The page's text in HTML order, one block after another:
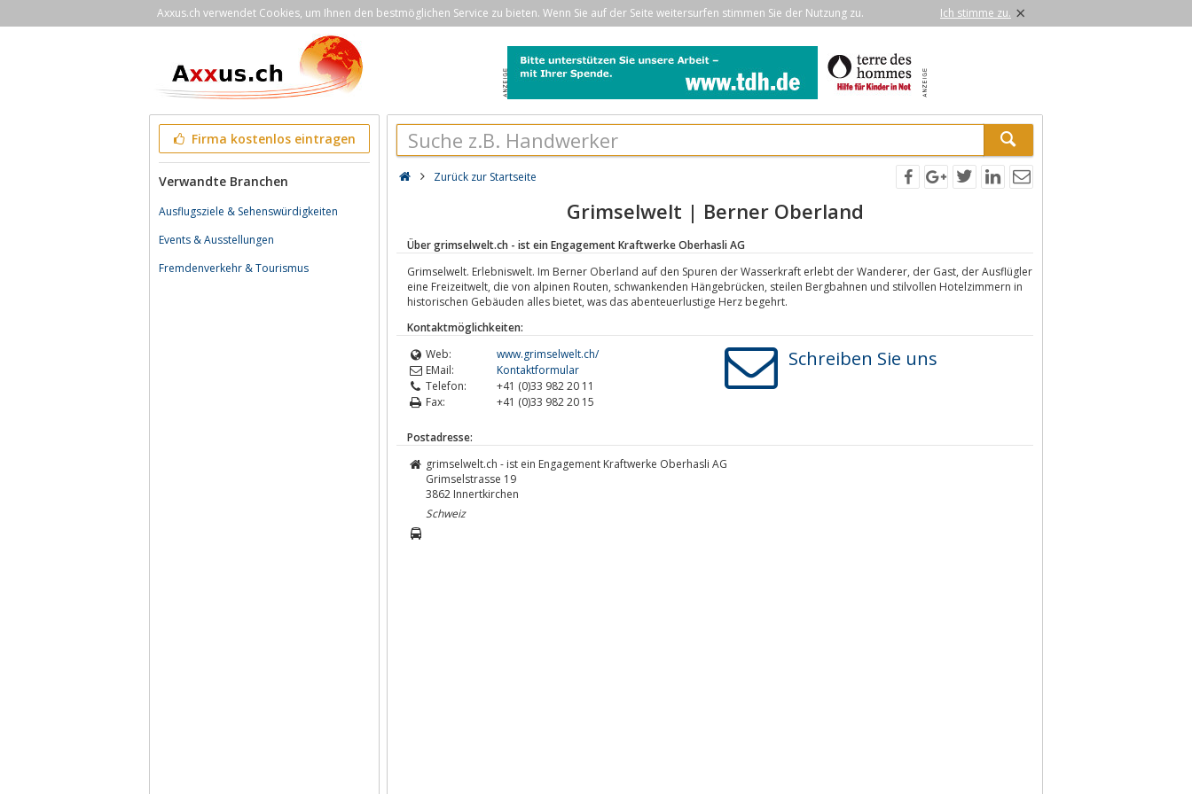
Axxus.ch verwendet Cookies, um Ihnen den bestmöglichen Service zu bieten. Wenn Sie auf der Seite weitersurfen stimmen Sie der Nutzung zu. Ich stimme zu. ×
Firma kostenlos eintragen
Verwandte Branchen
Ausflugsziele & Sehenswürdigkeiten
Events & Ausstellungen
Fremdenverkehr & Tourismus
Zurück zur Startseite
Grimselwelt | Berner Oberland
Über grimselwelt.ch - ist ein Engagement Kraftwerke Oberhasli AG
Grimselwelt. Erlebniswelt. Im Berner Oberland auf den Spuren der Wasserkraft erlebt der Wanderer, der Gast, der Ausflügler
eine Freizeitwelt, die von alpinen Routen, schwankenden Hängebrücken, steilen Bergbahnen und stilvollen Hotelzimmern in
historischen Gebäuden alles bietet, was das abenteuerlustige Herz begehrt.
Kontaktmöglichkeiten:
Web:
www.grimselwelt.ch/
EMail:
Kontaktformular
Telefon:
+41 (0)33 982 20 11
Fax:
+41 (0)33 982 20 15
Schreiben Sie uns
Postadresse:
grimselwelt.ch - ist ein Engagement Kraftwerke Oberhasli AG
Grimselstrasse 19
3862 Innertkirchen
Schweiz